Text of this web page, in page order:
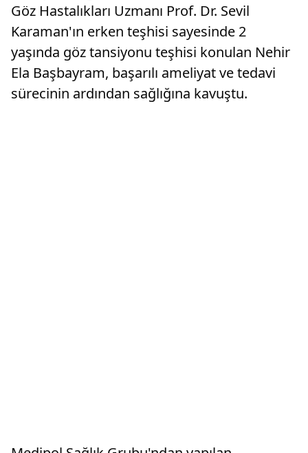
Göz Hastalıkları Uzmanı Prof. Dr. Sevil
Karaman'ın erken teşhisi sayesinde 2
yaşında göz tansiyonu teşhisi konulan Nehir
Ela Başbayram, başarılı ameliyat ve tedavi
sürecinin ardından sağlığına kavuştu.